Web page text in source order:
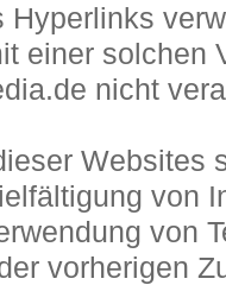
Hyperlinks
einer solchen
nicht
Websites
von
von
vorherigen